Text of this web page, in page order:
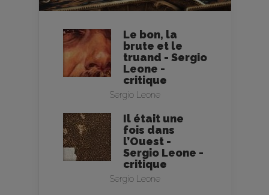
Le bon, la
brute et le
truand - Sergio
Leone -
critique
Sergio Leone
Il était une
fois dans
l’Ouest -
Sergio Leone -
critique
Sergio Leone